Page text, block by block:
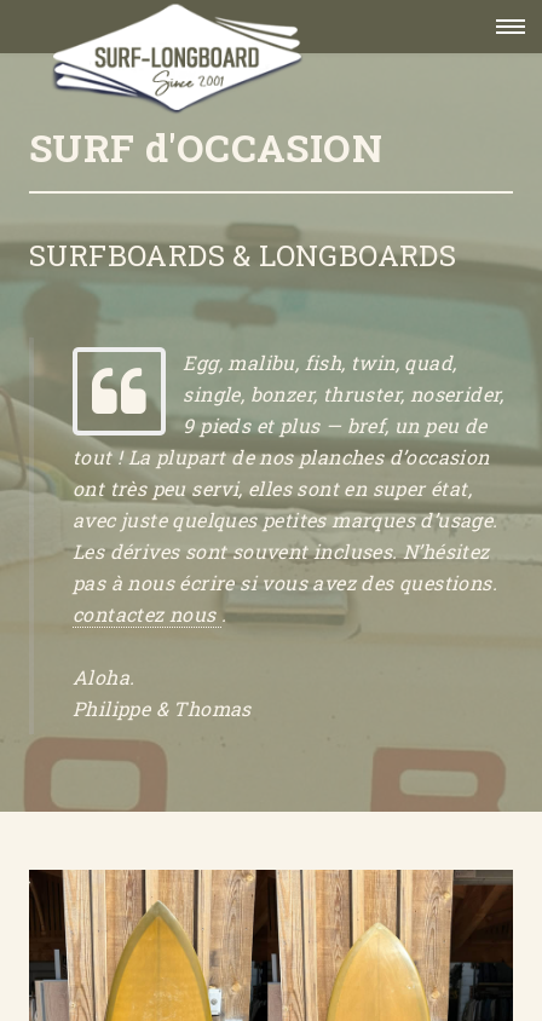
SURF d'OCCASION
SURFBOARDS & LONGBOARDS
Egg, malibu, fish, twin, quad,
single, bonzer, thruster, noserider,
9 pieds et plus — bref, un peu de
tout ! La plupart de nos planches d’occasion
ont très peu servi, elles sont en super état,
avec juste quelques petites marques d’usage.
Les dérives sont souvent incluses. N’hésitez
pas à nous écrire si vous avez des questions.
contactez nous .
Aloha.
Philippe & Thomas